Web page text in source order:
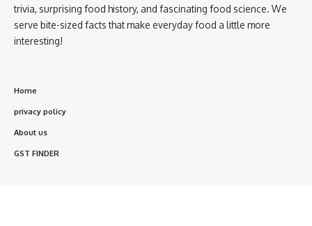
trivia, surprising food history, and fascinating food science. We
serve bite-sized facts that make everyday food a little more
interesting!
Home
privacy policy
About us
GST FINDER